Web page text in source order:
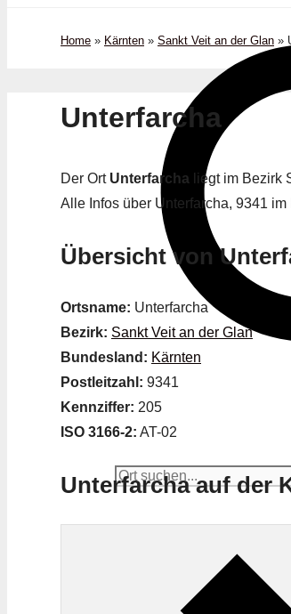
Home » Kärnten » Sankt Veit an der Glan »
Unterfarcha
Der Ort Unterfarcha liegt im Bezirk
Alle Infos über Unterfarcha, 9341
Übersicht von
Ortsname: Unterfarcha
Bezirk: Sankt Veit an der Glan
Bundesland: Kärnten
Postleitzahl: 9341
Kennziffer: 205
ISO 3166-2: AT-02
Unterfarcha auf der